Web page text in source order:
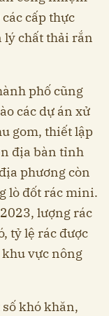
cấp thực
lý chất thải rắn
phố cũng
các dự án xử
gom, thiết lập
địa bàn tỉnh
phương còn
lò đốt rác mini.
lượng rác
tỷ lệ rác được
vực nông
khó khăn,